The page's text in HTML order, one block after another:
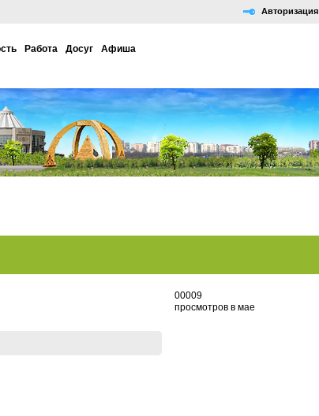
Авторизация
Работа Досуг Афиша
00009
просмотров в мае